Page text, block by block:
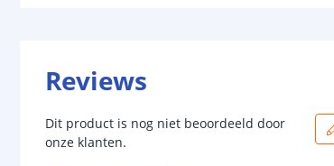
Reviews
Dit product is nog niet beoordeeld door
onze klanten.